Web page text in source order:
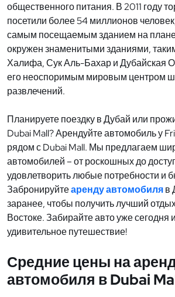
общественного питания. В 2011 году
посетили более 54 миллионов
самым посещаемым зданием на
окружен знаменитыми зданиями,
Халифа, Сук Аль-Бахар и Дубайская
его неоспоримым мировым центром
развлечений.
Планируете поездку в Дубай или
Dubai Mall? Арендуйте автомобиль у
рядом с Dubai Mall. Мы предлагаем
автомобилей – от роскошных до
удовлетворить любые потребности и
Забронируйтеаренду автомобиляв
заранее, чтобы получить лучший
Востоке. Забирайте авто уже сегодня
удивительное путешествие!
Средние цены на
автомобиля в Dubai